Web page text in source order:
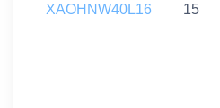
XAOHNW40L16 15